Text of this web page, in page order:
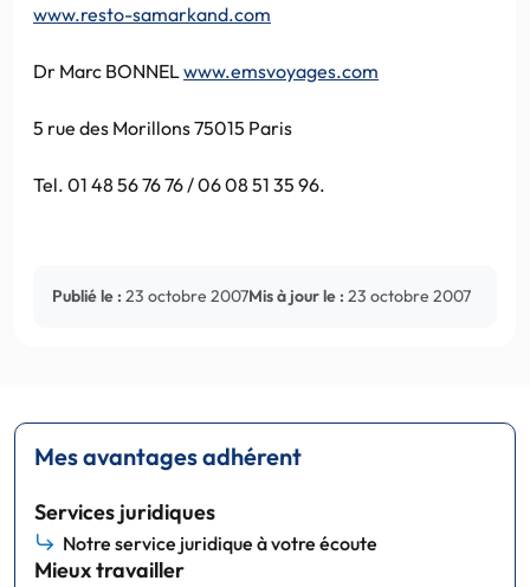
www.resto-samarkand.com
Dr Marc BONNELwww.emsvoyages.com
5 rue des Morillons 75015 Paris
Tel. 01 48 56 76 76 / 06 08 51 35 96.
Publié le : 23 octobre 2007Mis à jour le : 23 octobre 2007
Mes avantages adhérent
Services juridiques
Notre service juridique à votre écoute
Mieux travailler